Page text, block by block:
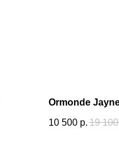
Ormonde
10 500 р. 19 100